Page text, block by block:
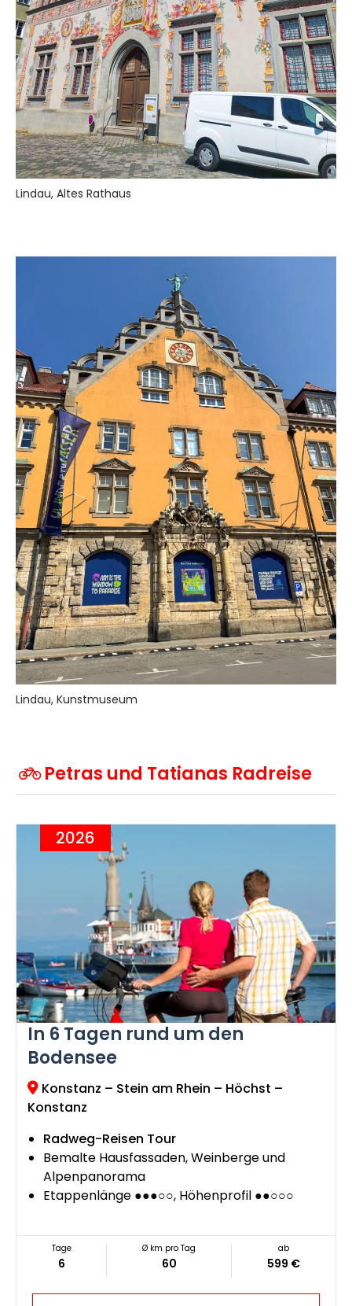
Lindau, Altes Rathaus
Lindau, Kunstmuseum
Petras und Tatianas Radreise
2026
In 6 Tagen rund um den
Bodensee
Konstanz – Stein am Rhein – Höchst –
Konstanz
Radweg-Reisen Tour
Bemalte Hausfassaden, Weinberge und
Alpenpanorama
Etappenlänge ●●●○○, Höhenprofil ●●○○○
Tage
6
Ø km pro Tag
60
ab
599 €